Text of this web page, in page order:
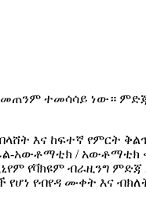
ተመሳሳይ ነው።
እና ከፍተኛ የምርት
አውቶማቲክ / አውቶማቲክ
የቫክዩም ብራዚንግ
የሆነ የብየዳ ሙቀት እና